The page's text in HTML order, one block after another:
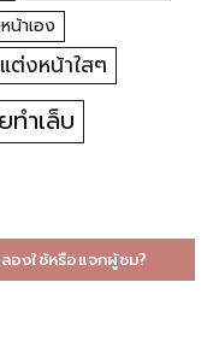
น้าเอง
แต่งหน้าใสๆ
ทำเล็บ
องใช้หรือแจกผู้ชม?